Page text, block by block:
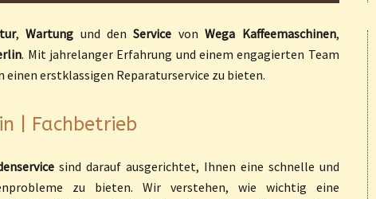
,Wartung und denService vonWega Kaffeemaschinen,
. Mit jahrelanger Erfahrung und einem engagierten Team
einen erstklassigen Reparaturservice zu bieten.
| Fachbetrieb
sind darauf ausgerichtet, Ihnen eine schnelle und
zu bieten. Wir verstehen, wie wichtig eine